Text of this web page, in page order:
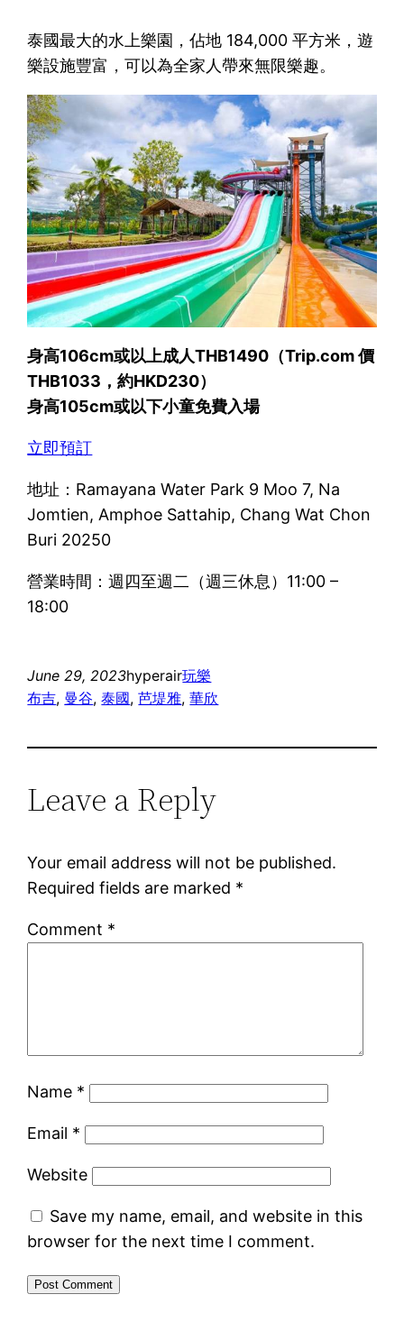
泰國最大的水上樂園，佔地 184,000 平方米，遊
樂設施豐富，可以為全家人帶來無限樂趣。
身高106cm或以上成人THB1490（Trip.com 價
THB1033，約HKD230）
身高105cm或以下小童免費入場
立即預訂
地址：Ramayana Water Park 9 Moo 7, Na
Jomtien, Amphoe Sattahip, Chang Wat Chon
Buri 20250
營業時間：週四至週二（週三休息）11:00 –
18:00
June 29, 2023hyperair玩樂
布吉, 曼谷, 泰國, 芭堤雅, 華欣
Leave a Reply
Your email address will not be published.
Required fields are marked *
Comment *
Name *
Email *
Website
Save my name, email, and website in this
browser for the next time I comment.